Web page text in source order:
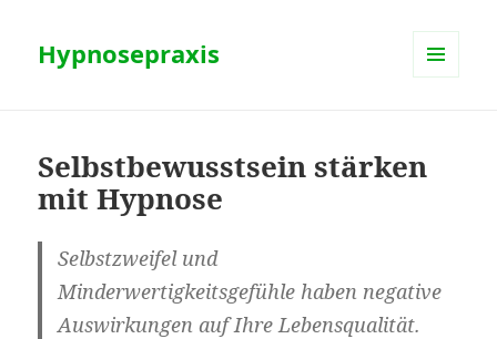
Hypnosepraxis
Selbstbewusstsein stärken
mit Hypnose
Selbstzweifel und
Minderwertigkeitsgefühle haben negative
Auswirkungen auf Ihre Lebensqualität.